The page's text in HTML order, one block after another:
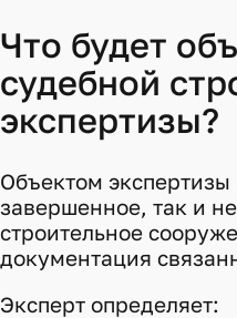
Что будет
судебной
экспертизы?
Объектом экспертизы
завершенное, так и
строительное
документация
Эксперт определяет: